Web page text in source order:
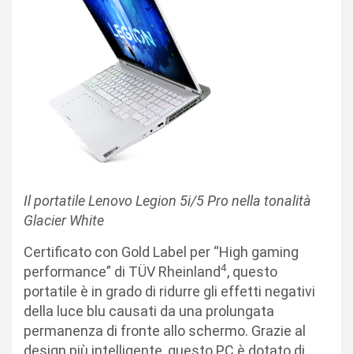
Il portatile Lenovo Legion 5i/5 Pro nella tonalità
Glacier White
Certificato con Gold Label per “High gaming
performance” di TÜV Rheinland4, questo
portatile è in grado di ridurre gli effetti negativi
della luce blu causati da una prolungata
permanenza di fronte allo schermo. Grazie al
design più intelligente, questo PC è dotato di